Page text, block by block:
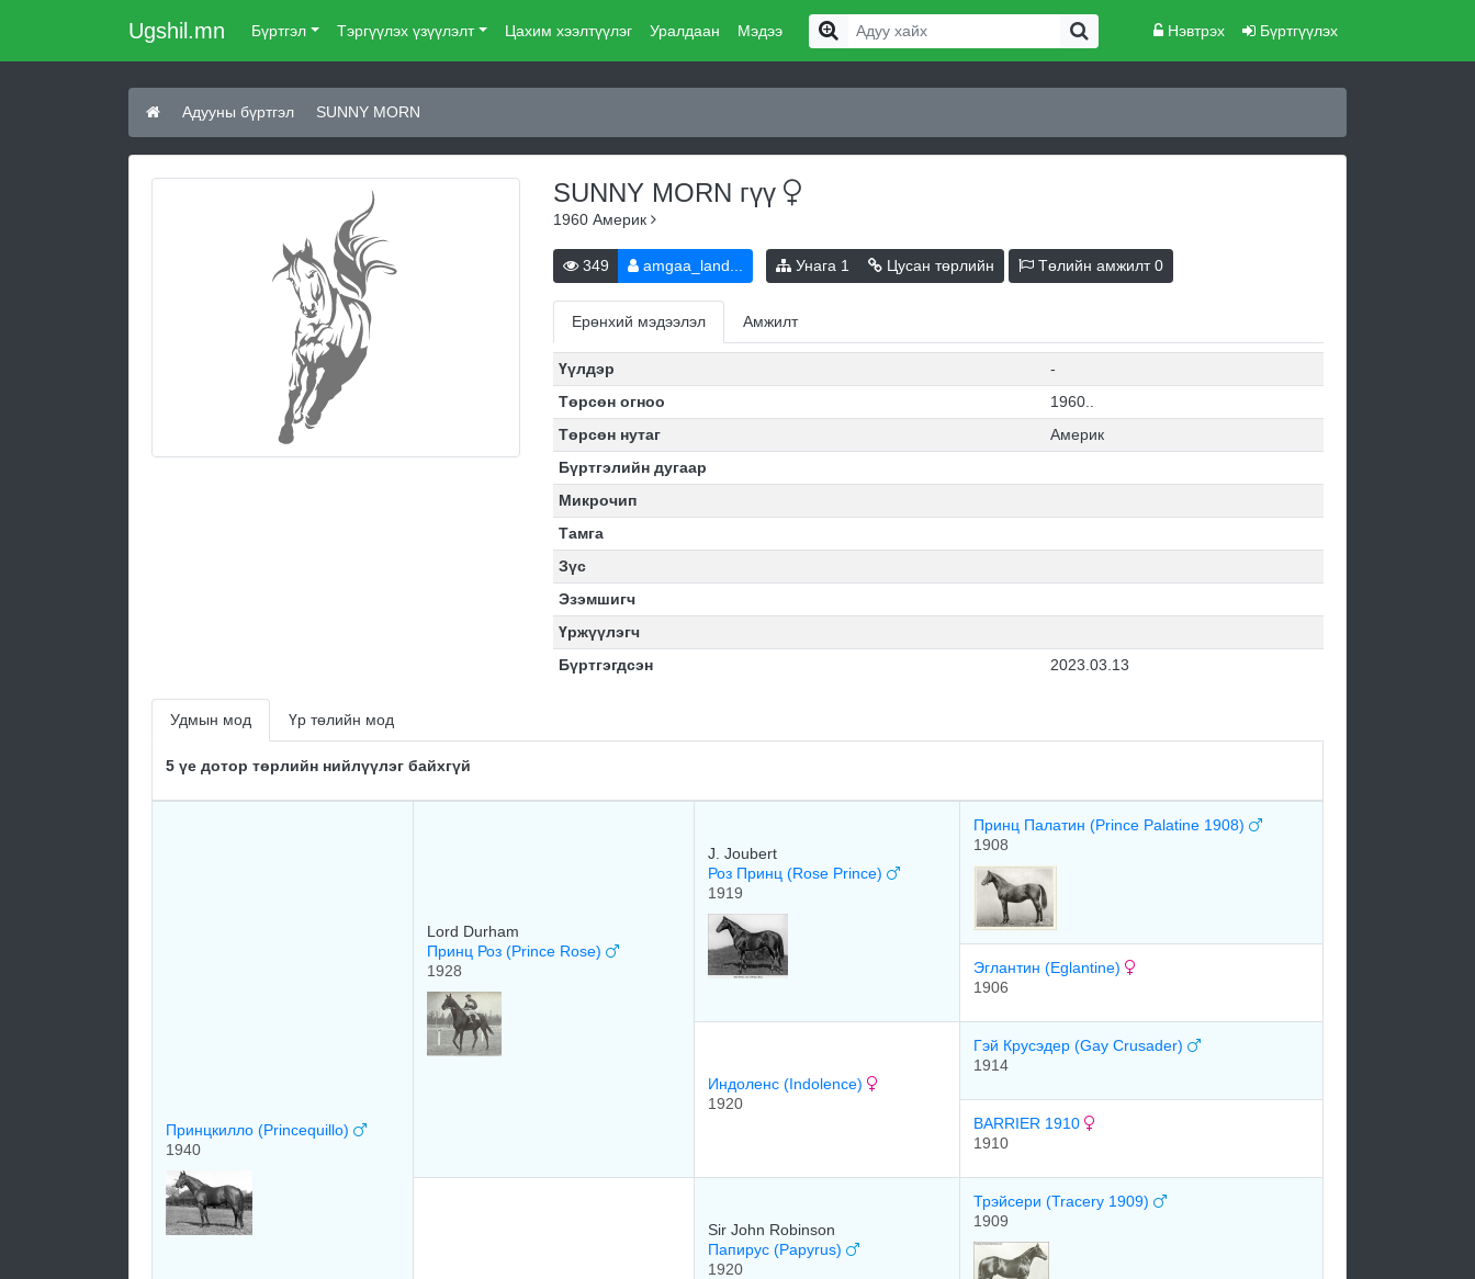
Ugshil.mn Бүртгэл Тэргүүлэх үзүүлэлт Цахим хээлтүүлэг Уралдаан Мэдээ Нэвтрэх Бүртгүүлэх
Адууны бүртгэл SUNNY MORN
SUNNY MORN гүү
1960 Америк
349 amgaa_land... Унага 1 Цусан төрлийн Төлийн амжилт0
Ерөнхий мэдээлэл Амжилт
Үүлдэр
-
Төрсөн огноо
1960..
Төрсөн нутаг
Америк
Бүртгэлийн дугаар
Микрочип
Тамга
Зүс
Эзэмшигч
Үржүүлэгч
Бүртгэгдсэн
2023.03.13
Удмын мод Үр төлийн мод
5 үе дотор төрлийн нийлүүлэг байхгүй
Принцкилло (Princequillo)
1940
Lord Durham
Принц Роз (Prince Rose)
1928
J. Joubert
Роз Принц (Rose Prince)
1919
Принц Палатин (Prince Palatine 1908)
1908
Эглантин (Eglantine)
1906
Индоленс (Indolence)
1920
Гэй Крусэдер (Gay Crusader)
1914
BARRIER 1910
1910
Sir John Robinson
Папирус (Papyrus)
1920
Трэйсери (Tracery 1909)
1909